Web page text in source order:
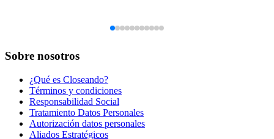
Sobre nosotros
¿Qué es Closeando?
Términos y condiciones
Responsabilidad Social
Tratamiento Datos Personales
Autorización datos personales
Aliados Estratégicos